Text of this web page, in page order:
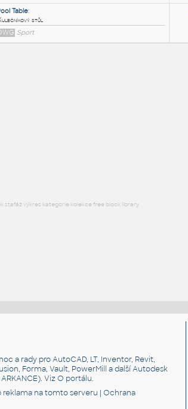
stafáž výkres kategorie kolekce free block library
a rady pro AutoCAD, LT, Inventor, Revit,
Forma, Vault, PowerMill a další Autodesk
VizO portálu.
reklama na tomto serveru |Ochrana